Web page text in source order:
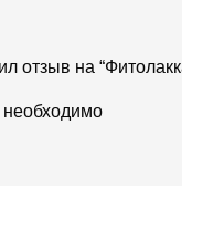
отзыв на “Фитолакка”